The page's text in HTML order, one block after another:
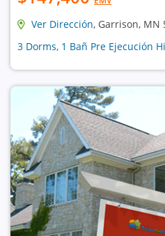
Ver Dirección, Garrison, MN
3 Dorms, 1 Bañ Pre Ejecución